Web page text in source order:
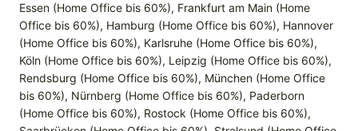
Essen (Home Office bis 60%), Frankfurt am Main (Home
Office bis 60%), Hamburg (Home Office bis 60%), Hannover
(Home Office bis 60%), Karlsruhe (Home Office bis 60%),
Köln (Home Office bis 60%), Leipzig (Home Office bis 60%),
Rendsburg (Home Office bis 60%), München (Home Office
bis 60%), Nürnberg (Home Office bis 60%), Paderborn
(Home Office bis 60%), Rostock (Home Office bis 60%),